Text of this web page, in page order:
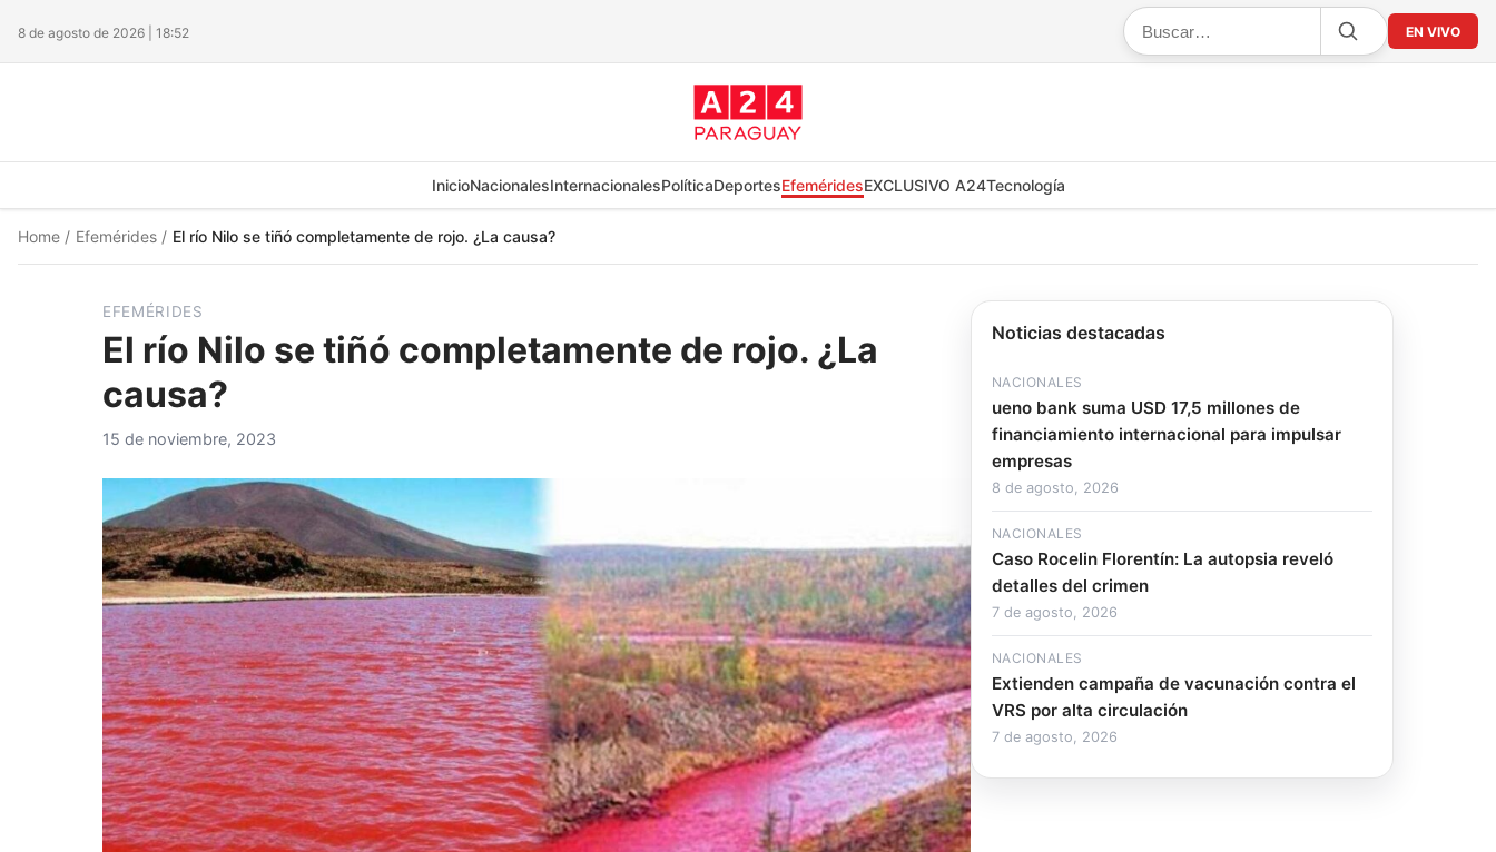
8 de agosto de 2026 | 18:52 EN VIVO
InicioNacionalesInternacionalesPolíticaDeportesEfeméridesEXCLUSIVO A24Tecnología
Home / Efemérides / El río Nilo se tiñó completamente de rojo. ¿La causa?
EFEMÉRIDES
El río Nilo se tiñó completamente de rojo. ¿La
causa?
15 de noviembre, 2023
Noticias destacadas
NACIONALES
ueno bank suma USD 17,5 millones de
financiamiento internacional para impulsar
empresas
8 de agosto, 2026
NACIONALES
Caso Rocelin Florentín: La autopsia reveló
detalles del crimen
7 de agosto, 2026
NACIONALES
Extienden campaña de vacunación contra el
VRS por alta circulación
7 de agosto, 2026